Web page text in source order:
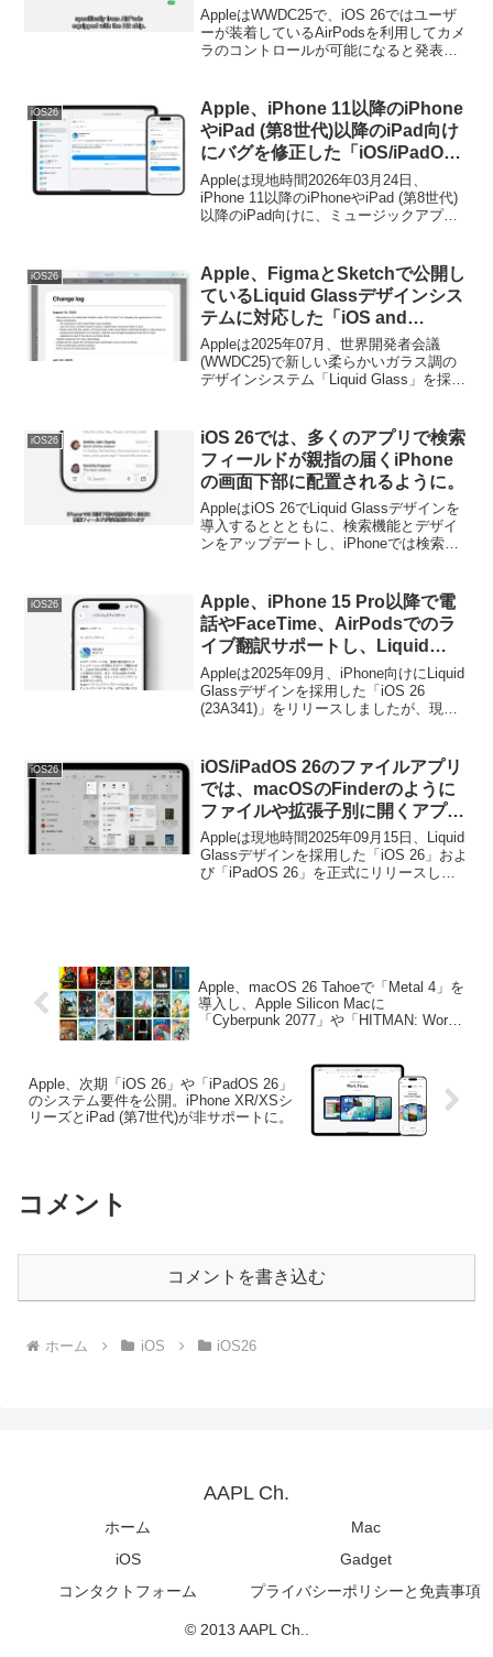
写真や動画撮影を遠隔操作できる
「AirPods Camera Remote」機
能が利用可能に。
AppleはWWDC25で、iOS 26ではユーザ
ーが装着しているAirPodsを利用してカメ
ラのコントロールが可能になると発表し
ップを搭載したAirPodsが対象となるそう
です。
iOS26
Apple、iPhone 11以降のiPhone
やiPad (第8世代)以降のiPad向け
にバグを修正した「iOS/iPadOS
26.4.1」をリリース。
Appleは現地時間2026年03月24日、
iPhone 11以降のiPhoneやiPad (第8世代)
以降のiPad向けに、ミュージックアプリ
を含んだ「iOS/iPadOS 26.4 (23E246)」
をリリースしましたが、04月08日付け
で、新たにHotfixとなる「iOS/iPadOS
26.4.1 (23E245)」をリリースしていま
す。
iOS26
Apple、FigmaとSketchで公開し
ているLiquid Glassデザインシス
テムに対応した「iOS and
iPadOS 26 UI Kit」をアップデー
ト。
Appleは2025年07月、世界開発者会議
(WWDC25)で新しい柔らかいガラス調の
デザインシステム「Liquid Glass」を採用
に公開しましたが、08月14日付で、この
「iOS and iPadOS 26 UI Kit」をアップデ
ートしています。
iOS26
iOS 26では、多くのアプリで検索
フィールドが親指の届くiPhone
の画面下部に配置されるように。
AppleはiOS 26でLiquid Glassデザインを
導入するととともに、検索機能とデザイ
ンをアップデートし、iPhoneでは検索フ
iOS26
Apple、iPhone 15 Pro以降で電
話やFaceTime、AirPodsでのラ
イブ翻訳サポートし、Liquid
Glassの不透明度を上げる設定を
追加した「iOS 26.1」を正式にリ
リース。
Appleは2025年09月、iPhone向けにLiquid
Glassデザインを採用した「iOS 26
(23A341)」をリリースしましたが、現地
26.1 (23B85)」がリリースされています。
iOS26
iOS/iPadOS 26のファイルアプリ
では、macOSのFinderのように
ファイルや拡張子別に開くアプリ
を選択/指定することが可能に。
Appleは現地時間2025年09月15日、Liquid
Glassデザインを採用した「iOS 26」およ
び「iPadOS 26」を正式にリリースしま
Apple、macOS 26 Tahoeで「Metal 4」を
導入し、Apple Silicon Macに
「Cyberpunk 2077」や「HITMAN: World
Apple、次期「iOS 26」や「iPadOS 26」
のシステム要件を公開。iPhone XR/XSシ
リーズとiPad (第7世代)が非サポートに。
コメント
コメントを書き込む
ホーム iOS iOS26
AAPL Ch.
ホーム
Mac
iOS
Gadget
コンタクトフォーム
プライバシーポリシーと免責事項
© 2013 AAPL Ch..